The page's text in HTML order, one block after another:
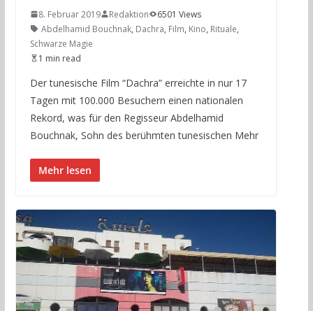
8. Februar 2019 Redaktion
6501 Views
Abdelhamid Bouchnak, Dachra, Film, Kino, Rituale,
Schwarze Magie
1 min read
Der tunesische Film “Dachra” erreichte in nur 17
Tagen mit 100.000 Besuchern einen nationalen
Rekord, was für den Regisseur Abdelhamid
Bouchnak, Sohn des berühmten tunesischen Mehr
Mehr lesen